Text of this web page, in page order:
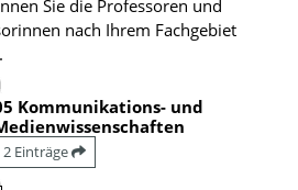
Sie die Professoren und
nach Ihrem Fachgebiet
Kommunikations- und
2 Einträge